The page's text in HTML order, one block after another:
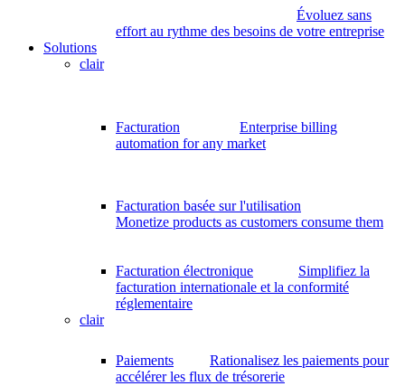
Évoluez sans
effort au rythme des besoins de votre entreprise
Solutions
clair
Facturation
Enterprise billing
automation for any market
Facturation basée sur l'utilisation
Monetize products as customers consume them
Facturation électronique
Simplifiez la
facturation internationale et la conformité
réglementaire
clair
Paiements
Rationalisez les paiements pour
accélérer les flux de trésorerie